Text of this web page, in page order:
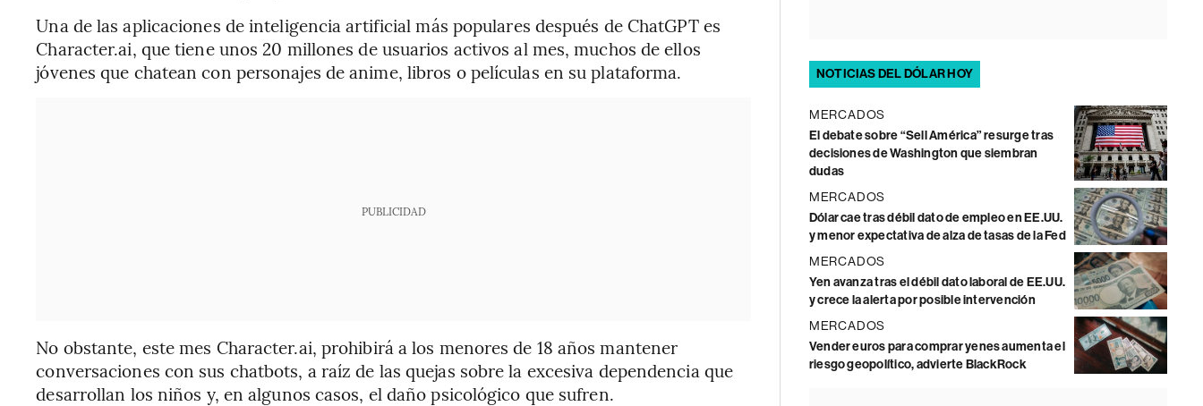
Una de las aplicaciones de inteligencia artificial más populares después de ChatGPT es
Character.ai, que tiene unos 20 millones de usuarios activos al mes, muchos de ellos
jóvenes que chatean con personajes de anime, libros o películas en su plataforma.
PUBLICIDAD
No obstante, este mes Character.ai, prohibirá a los menores de 18 años mantener
conversaciones con sus chatbots, a raíz de las quejas sobre la excesiva dependencia que
desarrollan los niños y, en algunos casos, el daño psicológico que sufren.
NOTICIAS DEL DÓLAR HOY
MERCADOS
El debate sobre “Sell América” resurge tras
decisiones de Washington que siembran
dudas
MERCADOS
Dólar cae tras débil dato de empleo en EE.UU.
y menor expectativa de alza de tasas de la Fed
MERCADOS
Yen avanza tras el débil dato laboral de EE.UU.
y crece la alerta por posible intervención
MERCADOS
Vender euros para comprar yenes aumenta el
riesgo geopolítico, advierte BlackRock